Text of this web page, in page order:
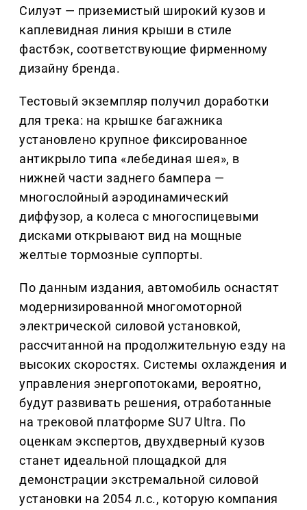
Силуэт — приземистый широкий кузов и
каплевидная линия крыши в стиле
фастбэк, соответствующие фирменному
дизайну бренда.
Тестовый экземпляр получил доработки
для трека: на крышке багажника
установлено крупное фиксированное
антикрыло типа «лебединая шея», в
нижней части заднего бампера —
многослойный аэродинамический
диффузор, а колеса с многоспицевыми
дисками открывают вид на мощные
желтые тормозные суппорты.
По данным издания, автомобиль оснастят
модернизированной многомоторной
электрической силовой установкой,
рассчитанной на продолжительную езду на
высоких скоростях. Системы охлаждения и
управления энергопотоками, вероятно,
будут развивать решения, отработанные
на трековой платформе SU7 Ultra. По
оценкам экспертов, двухдверный кузов
станет идеальной площадкой для
демонстрации экстремальной силовой
установки на 2054 л.с., которую компания